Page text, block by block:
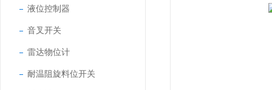
液位控制器
音叉开关
雷达物位计
耐温阻旋料位开关